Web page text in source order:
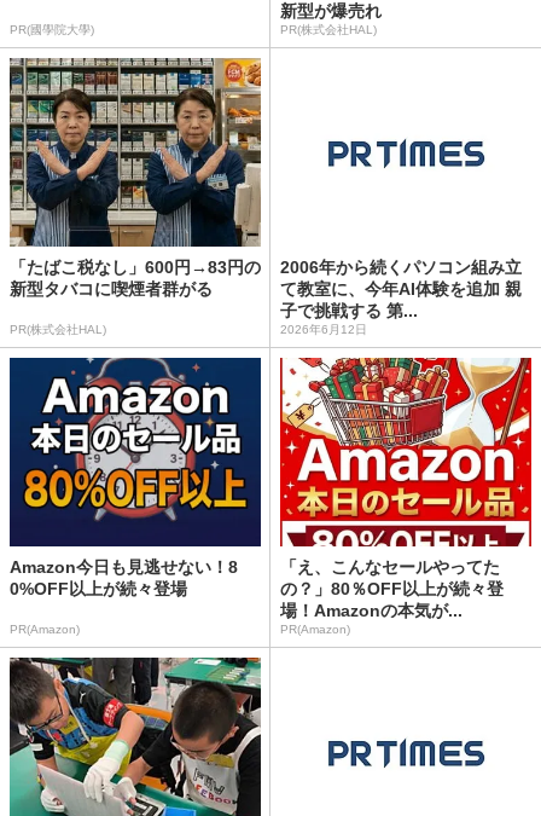
PR(國學院大學)
新型が爆売れ
PR(株式会社HAL)
「たばこ税なし」600円→83円の
新型タバコに喫煙者群がる
PR(株式会社HAL)
2006年から続くパソコン組み立
て教室に、今年AI体験を追加 親
子で挑戦する 第...
2026年6月12日
Amazon今日も見逃せない！8
0%OFF以上が続々登場
PR(Amazon)
「え、こんなセールやってた
の？」80％OFF以上が続々登
場！Amazonの本気が...
PR(Amazon)